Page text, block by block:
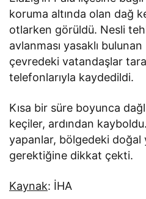
koruma altında olan dağ
otlarken görüldü. Nesli
avlanması yasaklı
çevredeki vatandaşlar
telefonlarıyla kaydedildi.
Kısa bir süre boyunca
keçiler, ardından
yapanlar, bölgedeki doğal
gerektiğine dikkat çekti.
Kaynak: İHA